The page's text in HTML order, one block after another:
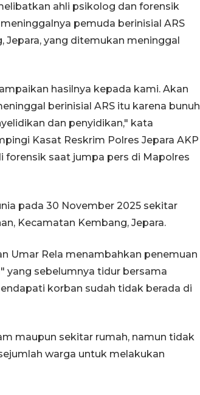
ahli psikolog dan forensik
pemuda berinisial ARS
Jepara, yang ditemukan meninggal
hasilnya kepada kami. Akan
berinisial ARS itu karena bunuh
dan penyidikan," kata
Kasat Reskrim Polres Jepara AKP
forensik saat jumpa pers di Mapolres
pada 30 November 2025 sekitar
Kecamatan Kembang, Jepara.
Umar Rela menambahkan penemuan
yang sebelumnya tidur bersama
korban sudah tidak berada di
maupun sekitar rumah, namun tidak
warga untuk melakukan